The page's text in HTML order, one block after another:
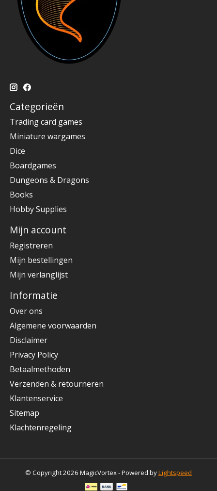
Categorieën
Trading card games
Miniature wargames
Dice
Boardgames
Dungeons & Dragons
Books
Hobby Supplies
Mijn account
Registreren
Mijn bestellingen
Mijn verlanglijst
Informatie
Over ons
Algemene voorwaarden
Disclaimer
Privacy Policy
Betaalmethoden
Verzenden & retourneren
Klantenservice
Sitemap
Klachtenregeling
© Copyright 2026 MagicVortex - Powered byLightspeed